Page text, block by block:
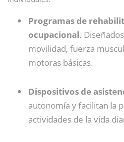
Programas de
ocupacional.
movilidad, fuerza
motoras básicas.
Dispositivos de
autonomía y facilitan la
actividades de la vida